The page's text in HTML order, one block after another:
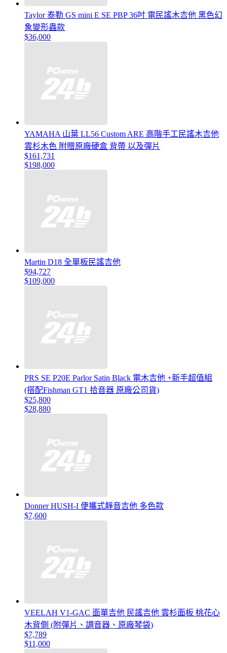
Taylor 泰勒 GS mini E SE PBP 36吋 電民謠木吉他 黑色幻
象變形蟲款
$36,000
YAMAHA 山葉 LL56 Custom ARE 高階手工民謠木吉他
雲杉木色 附贈原廠硬盒 背帶 以及彈片
$161,731
$198,000
Martin D18 全單板民謠吉他
$94,727
$109,000
PRS SE P20E Parlor Satin Black 電木吉他 +新手超值組
(搭配Fishman GT1 拾音器 原廠公司貨)
$25,800
$28,880
Donner HUSH-I 便攜式靜音吉他 多色款
$7,600
VEELAH V1-GAC 面單吉他 民謠吉他 雲杉面板 桃花心
木背側 (附彈片、調音器、原廠琴袋)
$7,789
$11,000